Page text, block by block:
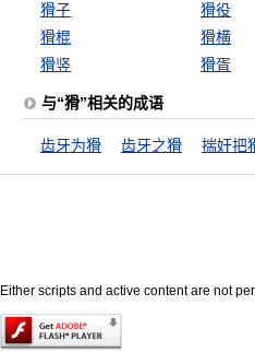
猾子
猾役
猾棍
猾横
猾竖
猾胥
与“猾”相关的成语
齿牙为猾 齿牙之猾 揣奸把
Either scripts and active content are not